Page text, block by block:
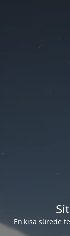
En kısa sürede